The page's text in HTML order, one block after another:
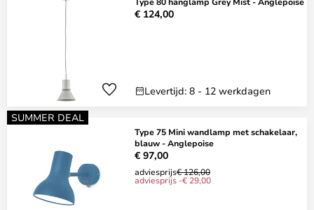
€ 124,00
Levertijd: 8 - 12 werkdagen
SUMMER DEAL
Type 75 Mini wandlamp met schakelaar,
blauw - Anglepoise
€ 97,00
adviesprijs€ 126,00
adviesprijs -€ 29,00